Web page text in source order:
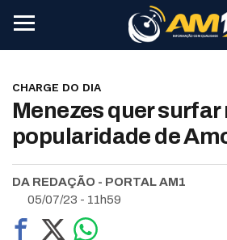
CHARGE DO DIA
Menezes quer surfar
popularidade de
DA REDAÇÃO - PORTAL AM1
05/07/23 - 11h59